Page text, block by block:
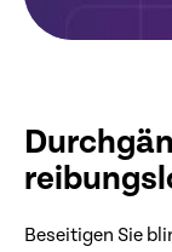
Beseitigen Sie